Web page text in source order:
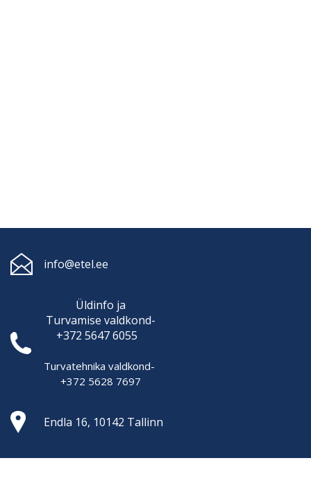
info@etel.ee
Üldinfo ja
Turvamise valdkond-
+372 5647 6055
Turvatehnika valdkond-
+372 5628 7697
Endla 16, 10142 Tallinn